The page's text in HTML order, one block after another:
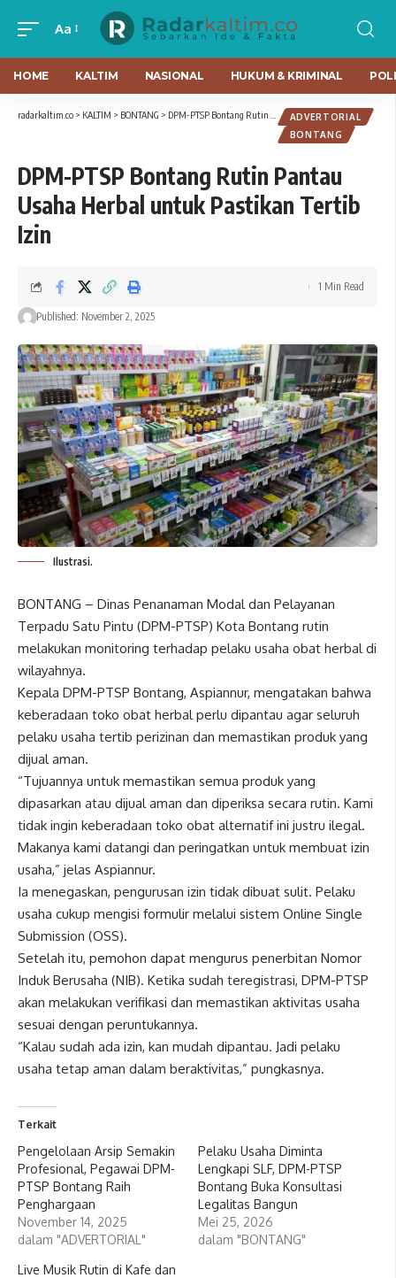
Aa
HOME KALTIM NASIONAL HUKUM & KRIMINAL
radarkaltim.co > KALTIM > BONTANG > DPM-PTSP Bontang Rutin Pantau Usaha Herbal untuk Pastikan Tertib Izin
ADVERTORIAL
BONTANG
DPM-PTSP Bontang Rutin Pantau
Usaha Herbal untuk Pastikan Tertib
Izin
Published: November 2, 2025
1 Min Read
Ilustrasi.
BONTANG – Dinas Penanaman Modal dan Pelayanan
Terpadu Satu Pintu (DPM-PTSP) Kota Bontang rutin
melakukan monitoring terhadap pelaku usaha obat herbal di
wilayahnya.
Kepala DPM-PTSP Bontang, Aspiannur, mengatakan bahwa
keberadaan toko obat herbal perlu dipantau agar seluruh
pelaku usaha tertib perizinan dan memastikan produk yang
dijual aman.
“Tujuannya untuk memastikan semua produk yang
dipasarkan atau dijual aman dan diperiksa secara rutin. Kami
tidak ingin keberadaan toko obat alternatif ini justru ilegal.
Makanya kami datangi dan peringatkan untuk membuat izin
usaha,” jelas Aspiannur.
Ia menegaskan, pengurusan izin tidak dibuat sulit. Pelaku
usaha cukup mengisi formulir melalui sistem Online Single
Submission (OSS).
Setelah itu, pemohon dapat mengurus penerbitan Nomor
Induk Berusaha (NIB). Ketika sudah teregistrasi, DPM-PTSP
akan melakukan verifikasi dan memastikan aktivitas usaha
sesuai dengan peruntukannya.
“Kalau sudah ada izin, kan mudah dipantau. Jadi pelaku
usaha tetap aman dalam beraktivitas,” pungkasnya.
Terkait
Pengelolaan Arsip Semakin
Profesional, Pegawai DPM-
PTSP Bontang Raih
Penghargaan
November 14, 2025
dalam "ADVERTORIAL"
Pelaku Usaha Diminta
Lengkapi SLF, DPM-PTSP
Bontang Buka Konsultasi
Legalitas Bangun
Mei 25, 2026
dalam "BONTANG"
Live Musik Rutin di Kafe dan